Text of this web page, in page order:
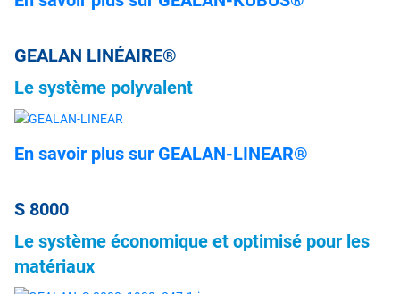
GEALAN LINÉAIRE®
Le système polyvalent
En savoir plus sur GEALAN-LINEAR®
S 8000
Le système économique et optimisé pour les
matériaux